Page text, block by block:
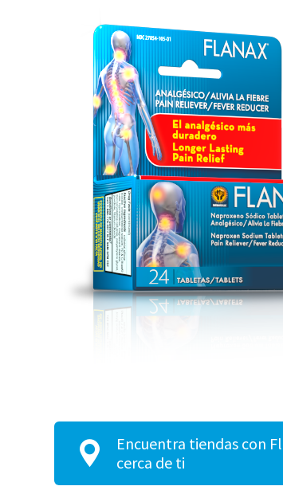
Encuentra tiendas con
cerca de ti